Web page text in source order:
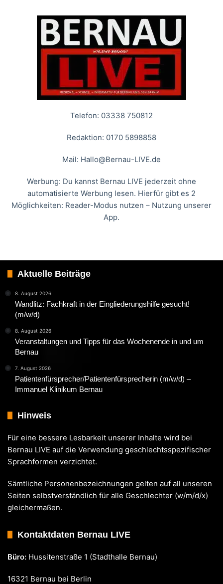
Telefon: 03338 750812
Redaktion: 0170 5898858
Mail: Hallo@Bernau-LIVE.de
Werbung: Du kannst Bernau LIVE jederzeit ohne
automatisierte Werbung lesen. Hierfür gibt es 2
Möglichkeiten: Reader-Modus nutzen – Nutzung unserer
App.
Aktuelle Beiträge
8. August 2026
Wandlitz: Fachkraft in der Eingliederungshilfe gesucht!
(m/w/d)
8. August 2026
Veranstaltungen und Tipps für das Wochenende in und um
Bernau
7. August 2026
Patientenfürsprecher/Patientenfürsprecherin (m/w/d) –
Immanuel Klinikum Bernau
Hinweis
Für eine bessere Lesbarkeit unserer Inhalte wird bei
Bernau LIVE auf die Verwendung geschlechtsspezifischer
Sprachformen verzichtet.
Sämtliche Personenbezeichnungen gelten auf all unseren
Seiten selbstverständlich für alle Geschlechter (w/m/d/x)
gleichermaßen.
Kontaktdaten Bernau LIVE
Büro: Hussitenstraße 1 (Stadthalle Bernau)
16321 Bernau bei Berlin